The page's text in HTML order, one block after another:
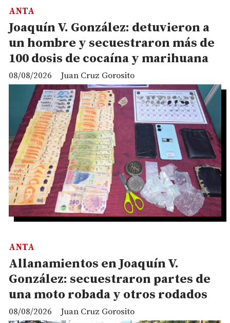
Joaquín V. González: detuvieron a
un hombre y secuestraron más de
100 dosis de cocaína y marihuana
Juan Cruz Gorosito
ANTA
08/08/2026
Allanamientos en Joaquín V.
González: secuestraron partes de
una moto robada y otros rodados
Juan Cruz Gorosito
ANTA
08/08/2026